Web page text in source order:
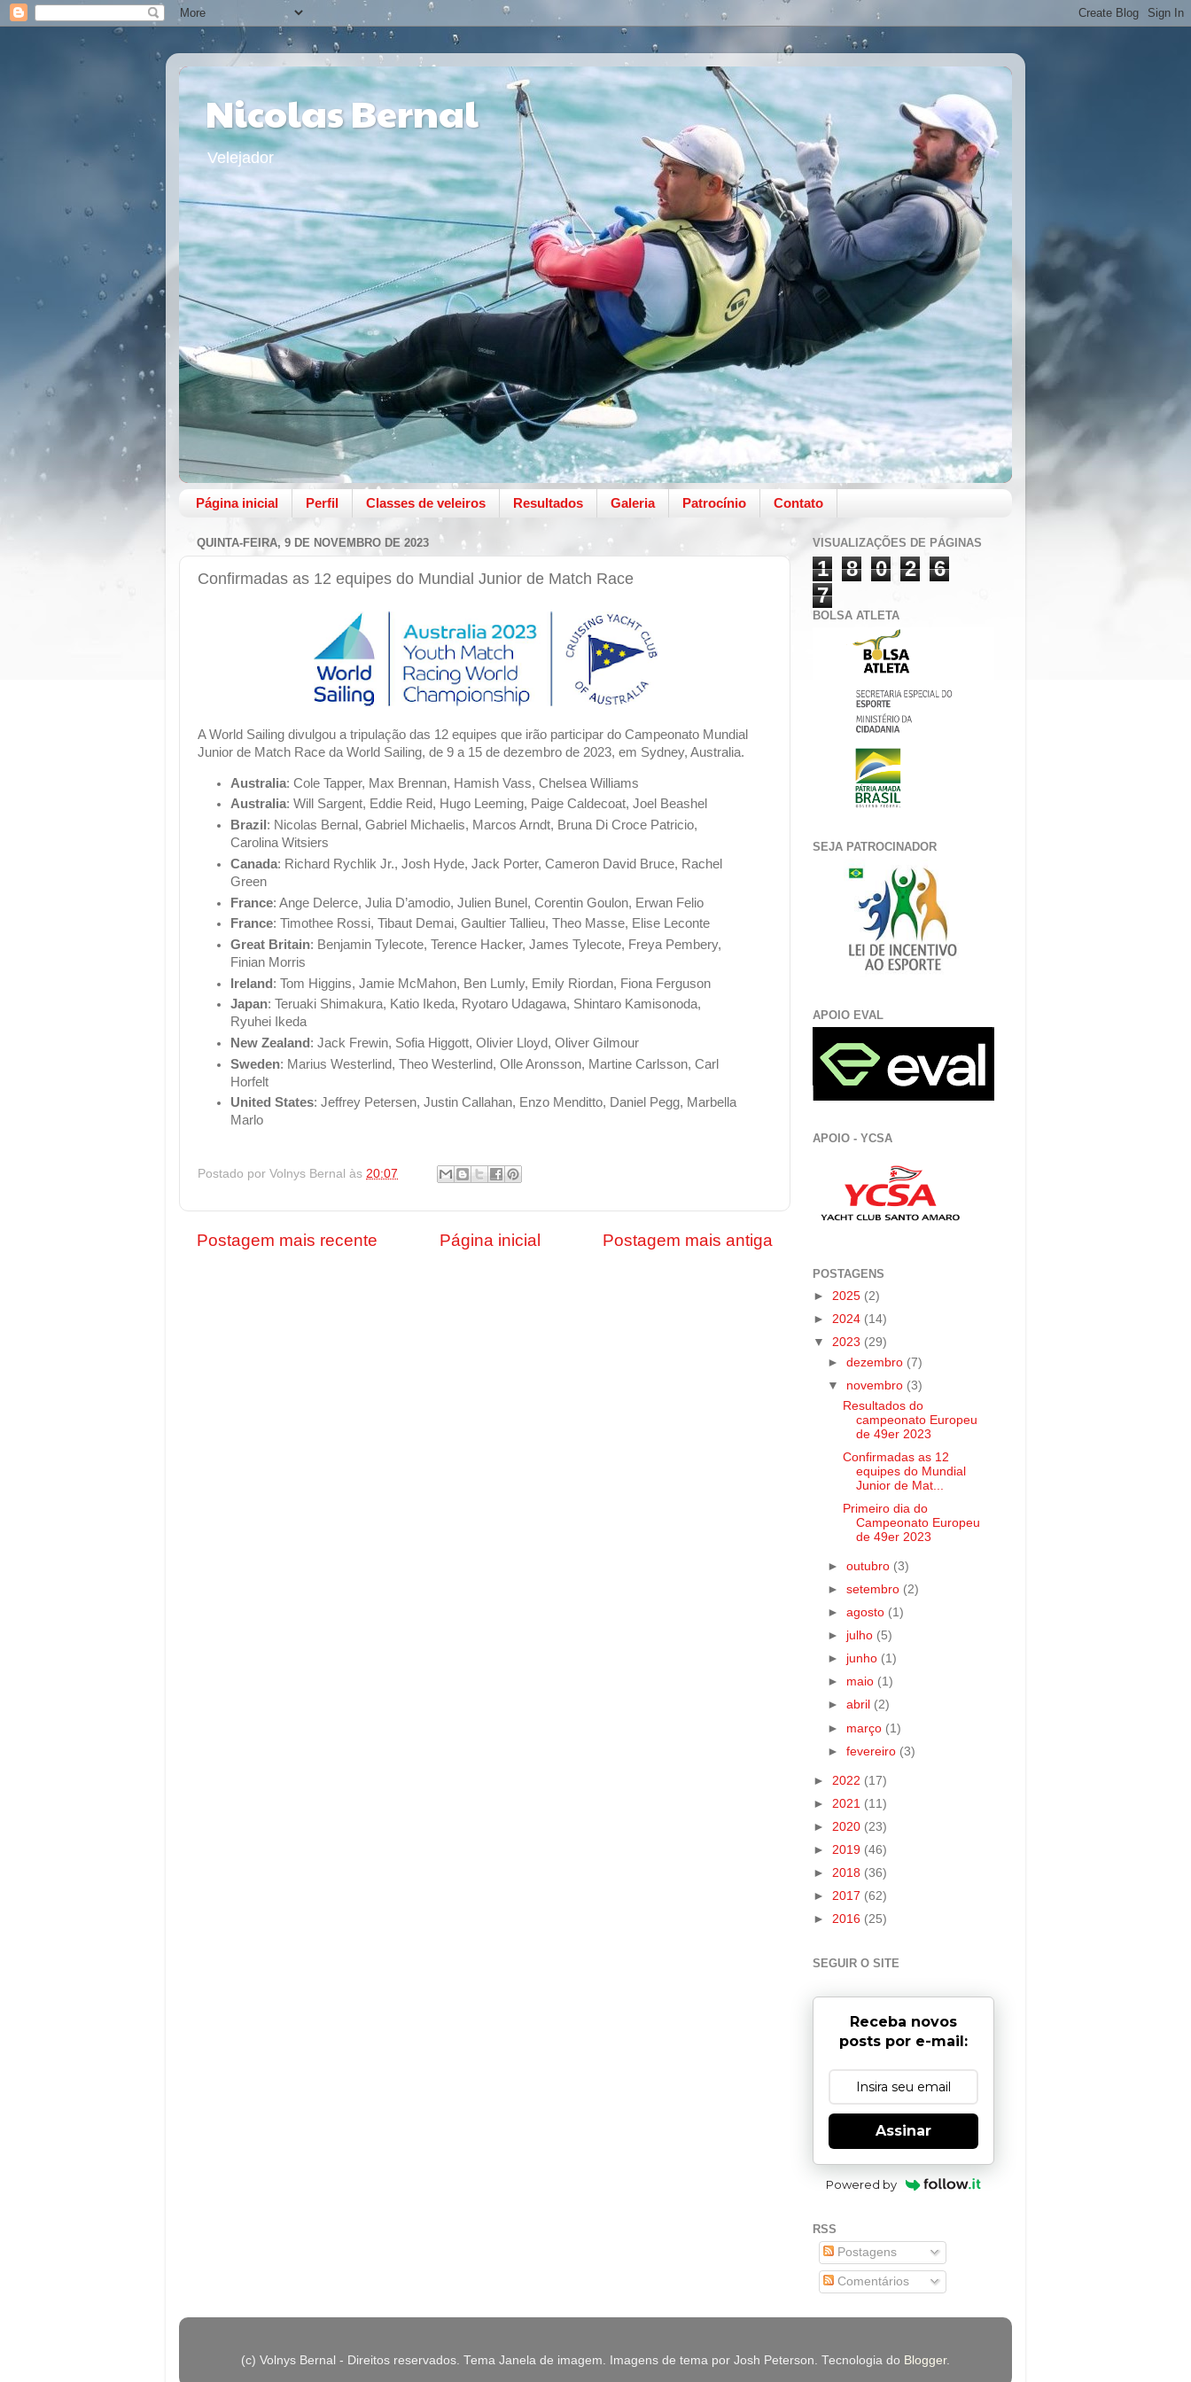
Nicolas Bernal
Velejador
Página inicial Perfil Classes de veleiros Resultados Galeria Patrocínio Contato
QUINTA-FEIRA, 9 DE NOVEMBRO DE 2023
Confirmadas as 12 equipes do Mundial Junior de Match Race
A World Sailing divulgou a tripulação das 12 equipes que irão participar do Campeonato Mundial
Junior de Match Race da World Sailing, de 9 a 15 de dezembro de 2023, em Sydney, Australia.
Australia: Cole Tapper, Max Brennan, Hamish Vass, Chelsea Williams
Australia: Will Sargent, Eddie Reid, Hugo Leeming, Paige Caldecoat, Joel Beashel
Brazil : Nicolas Bernal, Gabriel Michaelis, Marcos Arndt, Bruna Di Croce Patricio,
Carolina Witsiers
Canada: Richard Rychlik Jr., Josh Hyde, Jack Porter, Cameron David Bruce, Rachel
Green
France: Ange Delerce, Julia D’amodio, Julien Bunel, Corentin Goulon, Erwan Felio
France: Timothee Rossi, Tibaut Demai, Gaultier Tallieu, Theo Masse, Elise Leconte
Great Britain: Benjamin Tylecote, Terence Hacker, James Tylecote, Freya Pembery,
Finian Morris
Ireland : Tom Higgins, Jamie McMahon, Ben Lumly, Emily Riordan, Fiona Ferguson
Japan: Teruaki Shimakura, Katio Ikeda, Ryotaro Udagawa, Shintaro Kamisonoda,
Ryuhei Ikeda
New Zealand : Jack Frewin, Sofia Higgott, Olivier Lloyd, Oliver Gilmour
Sweden: Marius Westerlind, Theo Westerlind, Olle Aronsson, Martine Carlsson, Carl
Horfelt
United States: Jeffrey Petersen, Justin Callahan, Enzo Menditto, Daniel Pegg, Marbella
Marlo
Postado por Volnys Bernal às 20:07
Postagem mais recente Postagem mais antiga
Página inicial
VISUALIZAÇÕES DE PÁGINAS
1 8 0 2
6
7
BOLSA ATLETA
SEJA PATROCINADOR
APOIO EVAL
APOIO - YCSA
POSTAGENS
► 2025 (2)
► 2024 (14)
▼ 2023 (29)
►dezembro (7)
▼ novembro (3)
Resultados do
campeonato Europeu
de 49er 2023
Confirmadas as 12
equipes do Mundial
Junior de Mat...
Primeiro dia do
Campeonato Europeu
de 49er 2023
►outubro (3)
►setembro (2)
►agosto (1)
► julho (5)
► junho (1)
► maio (1)
►abril (2)
► março (1)
►fevereiro (3)
► 2022 (17)
► 2021 (11)
► 2020 (23)
► 2019 (46)
► 2018 (36)
► 2017 (62)
► 2016 (25)
SEGUIR O SITE
Receba novos
posts por e-mail:
Assinar
Powered by
RSS
Postagens
Comentários
(c) Volnys Bernal - Direitos reservados. Tema Janela de imagem. Imagens de tema por Josh Peterson. Tecnologia do Blogger.